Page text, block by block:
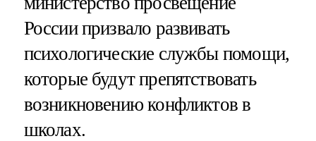
России призвало развивать
психологические службы помощи,
которые будут препятствовать
возникновению конфликтов в
школах.